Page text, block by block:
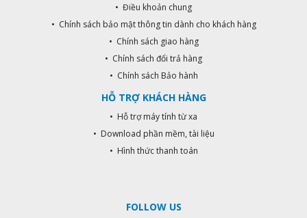
• Điều khoản chung
• Chính sách bảo mật thông tin dành cho khách hàng
• Chính sách giao hàng
• Chính sách đổi trả hàng
• Chính sách Bảo hành
HỖ TRỢ KHÁCH HÀNG
• Hỗ trợ máy tính từ xa
• Download phần mềm, tài liệu
• Hình thức thanh toán
FOLLOW US